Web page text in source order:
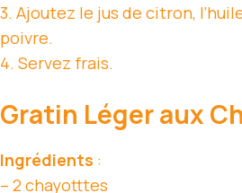
3. Ajoutez le jus de citron,
poivre.
4. Servez frais.
Gratin Léger aux
Ingrédients :
– 2 chayotttes